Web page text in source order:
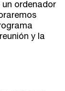
ordenador
y la